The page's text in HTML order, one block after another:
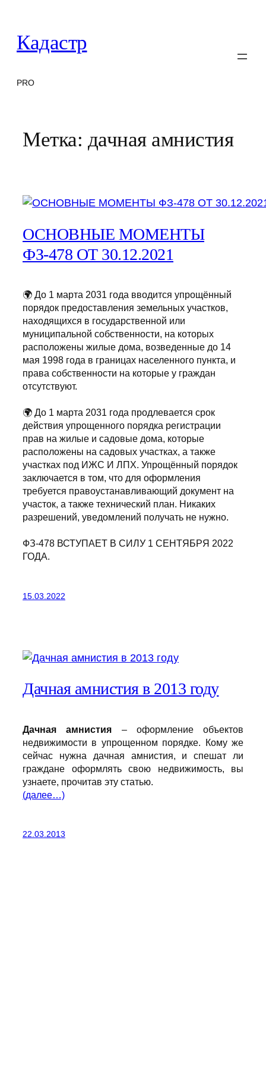
содержимому
Кадастр
PRO
Метка: дачная амнистия
ОСНОВНЫЕ МОМЕНТЫ
ФЗ-478 ОТ 30.12.2021
🌍 До 1 марта 2031 года вводится упрощённый
порядок предоставления земельных участков,
находящихся в государственной или
муниципальной собственности, на которых
расположены жилые дома, возведенные до 14
мая 1998 года в границах населенного пункта, и
права собственности на которые у граждан
отсутствуют.
🌍 До 1 марта 2031 года продлевается срок
действия упрощенного порядка регистрации
прав на жилые и садовые дома, которые
расположены на садовых участках, а также
участках под ИЖС И ЛПХ. Упрощённый порядок
заключается в том, что для оформления
требуется правоустанавливающий документ на
участок, а также технический план. Никаких
разрешений, уведомлений получать не нужно.
ФЗ-478 ВСТУПАЕТ В СИЛУ 1 СЕНТЯБРЯ 2022
ГОДА.
15.03.2022
Дачная амнистия в 2013 году
Дачная амнистия – оформление объектов
недвижимости в упрощенном порядке. Кому же
сейчас нужна дачная амнистия, и спешат ли
граждане оформлять свою недвижимость, вы
узнаете, прочитав эту статью.
(далее…)
22.03.2013